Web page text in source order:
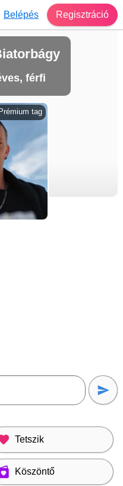
Belépés Regisztráció
férfi
Tetszik
Köszöntő
Prémium tag